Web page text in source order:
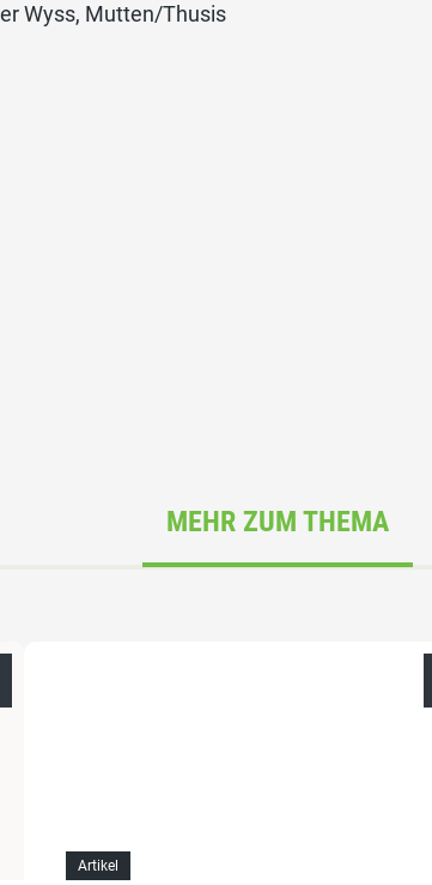
Wyss, Mutten/Thusis
MEHR ZUM THEMA
Artikel